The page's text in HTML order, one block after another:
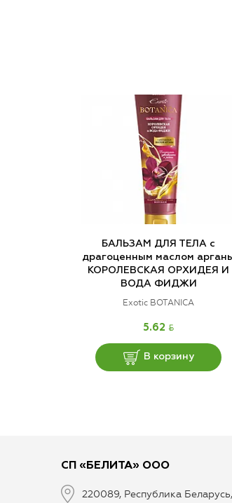
БАЛЬЗАМ ДЛЯ ТЕЛА с
драгоценным маслом
КОРОЛЕВСКАЯ ОРХИДЕЯ И
ВОДА ФИДЖИ
Exotic BOTANICA
5.62 BYN
В корзину
СП «БЕЛИТА» ООО
220089, Республика